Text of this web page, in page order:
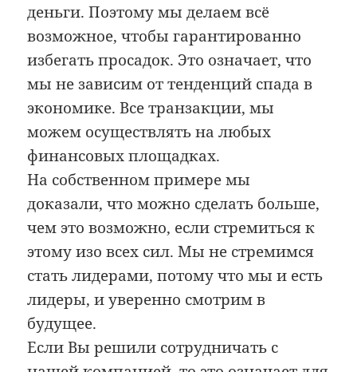
деньги. Поэтому мы делаем всё
возможное, чтобы гарантированно
избегать просадок. Это означает, что
мы не зависим от тенденций спада в
экономике. Все транзакции, мы
можем осуществлять на любых
финансовых площадках.
На собственном примере мы
доказали, что можно сделать больше,
чем это возможно, если стремиться к
этому изо всех сил. Мы не стремимся
стать лидерами, потому что мы и есть
лидеры, и уверенно смотрим в
будущее.
Если Вы решили сотрудничать с